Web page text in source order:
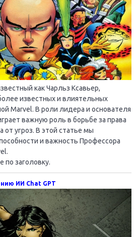
как Чарльз Ксавьер,
известных и влиятельных
Marvel. В роли лидера и основателя
важную роль в борьбе за права
угроз. В этой статье мы
и важность Профессора
по заголовку.
ИИ Chat GPT